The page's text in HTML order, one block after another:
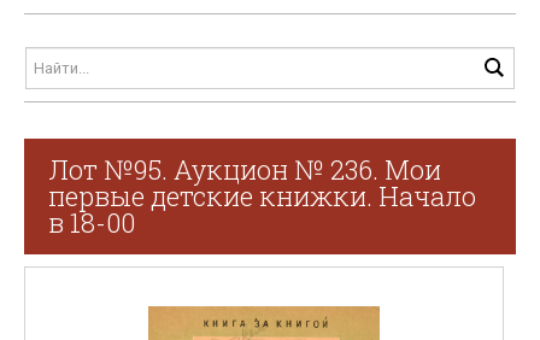
Лот №95. Аукцион № 236. Мои
первые детские книжки. Начало
в 18-00